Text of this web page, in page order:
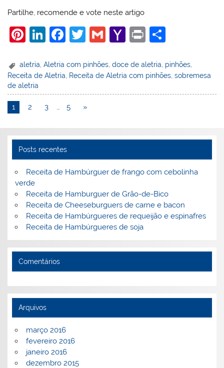
Partilhe, recomende e vote neste artigo
Pi
er
e
st
Li
k
e
dI
n
F
c
e
b
o
k
T
itt
er
G
ai
l
Y
h
o
o
Pr
t
ar
e
aletria,Aletria com pinhões,doce de aletria, pinhões,
Receita de Aletria
Receita de Aletria com pinhões ,sobremesa
de aletria
1 2 3 … 5 »
Posts recentes
Receita de Hambúrguer de frango com cebolinha
verde
Receita de Hamburguer de Grão-de-Bico
Receita de Cheeseburguers de carne e bacon
Receita de Hambúrgueres de requeijão e espinafres
Receita de Hambúrgueres de soja
Comentários
Arquivos
março 2016
fevereiro 2016
janeiro 2016
dezembro 2015